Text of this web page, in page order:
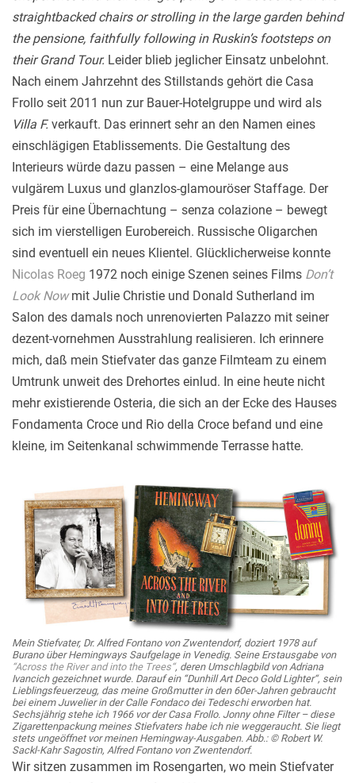
straightbacked chairs or strolling in the large garden behind
the pensione, faithfully following in Ruskin’s footsteps on
their Grand Tour. Leider blieb jeglicher Einsatz unbelohnt.
Nach einem Jahrzehnt des Stillstands gehört die Casa
Frollo seit 2011 nun zur Bauer-Hotelgruppe und wird als
Villa F. verkauft. Das erinnert sehr an den Namen eines
einschlägigen Etablissements. Die Gestaltung des
Interieurs würde dazu passen – eine Melange aus
vulgärem Luxus und glanzlos-glamouröser Staffage. Der
Preis für eine Übernachtung – senza colazione – bewegt
sich im vierstelligen Eurobereich. Russische Oligarchen
sind eventuell ein neues Klientel. Glücklicherweise konnte
Nicolas Roeg 1972 noch einige Szenen seines Films Don’t
Look Nowmit Julie Christie und Donald Sutherland im
Salon des damals noch unrenovierten Palazzo mit seiner
dezent-vornehmen Ausstrahlung realisieren. Ich erinnere
mich, daß mein Stiefvater das ganze Filmteam zu einem
Umtrunk unweit des Drehortes einlud. In eine heute nicht
mehr existierende Osteria, die sich an der Ecke des Hauses
Fondamenta Croce und Rio della Croce befand und eine
kleine, im Seitenkanal schwimmende Terrasse hatte.
Mein Stiefvater, Dr. Alfred Fontano von Zwentendorf, doziert 1978 auf
Burano über Hemingways Saufgelage in Venedig. Seine Erstausgabe von
“Across the River and into the Trees“, deren Umschlagbild von Adriana
Ivancich gezeichnet wurde. Darauf ein “Dunhill Art Deco Gold Lighter“, sein
Lieblingsfeuerzeug, das meine Großmutter in den 60er-Jahren gebraucht
bei einem Juwelier in der Calle Fondaco dei Tedeschi erworben hat.
Sechsjährig stehe ich 1966 vor der Casa Frollo. Jonny ohne Filter – diese
Zigarettenpackung meines Stiefvaters habe ich nie weggeraucht. Sie liegt
stets ungeöffnet vor meinen Hemingway-Ausgaben. Abb.: © Robert W.
Sackl-Kahr Sagostin, Alfred Fontano von Zwentendorf.
Wir sitzen zusammen im Rosengarten, wo mein Stiefvater